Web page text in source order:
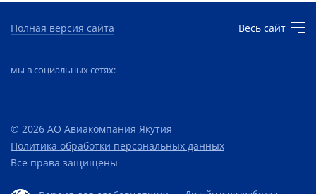
Полная версия сайта Весь сайт
мы в социальных сетях:
© 2026 АО Авиакомпания Якутия
Политика обработки персональных данных
Все права защищены